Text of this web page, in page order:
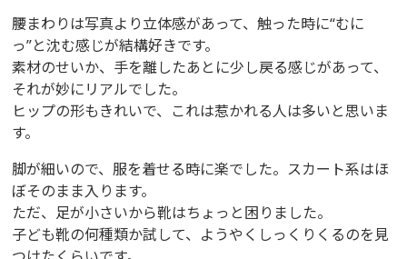
腰まわりは写真より立体感があって、触った時に“むに
っ”と沈む感じが結構好きです。
素材のせいか、手を離したあとに少し戻る感じがあって、
それが妙にリアルでした。
ヒップの形もきれいで、これは惹かれる人は多いと思いま
す。
脚が細いので、服を着せる時に楽でした。スカート系はほ
ぼそのまま入ります。
ただ、足が小さいから靴はちょっと困りました。
子ども靴の何種類か試して、ようやくしっくりくるのを見